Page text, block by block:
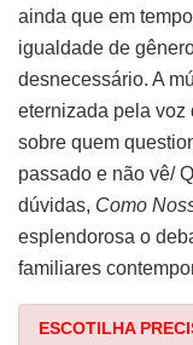
ainda que em
igualdade de
desnecessário. A
eternizada pela voz
sobre quem
passado e não vê/
dúvidas, Como
esplendorosa o
familiares
ESCOTILHA